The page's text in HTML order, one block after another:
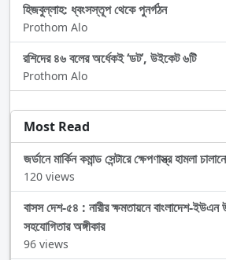
হিজবুল্লাহ: ধ্বংসস্তূপ থেকে পুনর্গঠন
Prothom Alo
রশিদের ৪৬ বলের অর্ধেকই ‘ডট’, উইকেট ৬টি
Prothom Alo
Most Read
জর্ডানে মার্কিন কমান্ড সেন্টারে ক্ষেপণাস্ত্র হামলা
120 views
বাসস দেশ-৫৪ : নারীর ক্ষমতায়নে বাংলাদেশ-ইউএন
সহযোগিতার অঙ্গীকার
96 views